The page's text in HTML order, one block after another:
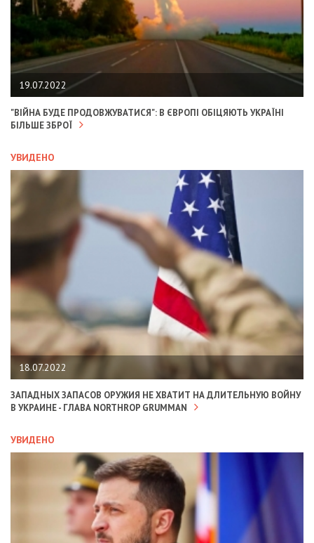
19.07.2022
"ВІЙНА БУДЕ ПРОДОВЖУВАТИСЯ": В ЄВРОПІ ОБІЦЯЮТЬ УКРАЇНІ
БІЛЬШЕ ЗБРОЇ
УВИДЕНО
18.07.2022
ЗАПАДНЫХ ЗАПАСОВ ОРУЖИЯ НЕ ХВАТИТ НА ДЛИТЕЛЬНУЮ ВОЙНУ
В УКРАИНЕ - ГЛАВА NORTHROP GRUMMAN
УВИДЕНО